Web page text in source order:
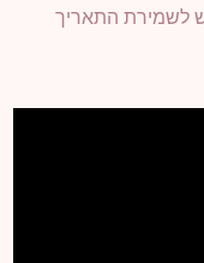
לשמירת התאריך